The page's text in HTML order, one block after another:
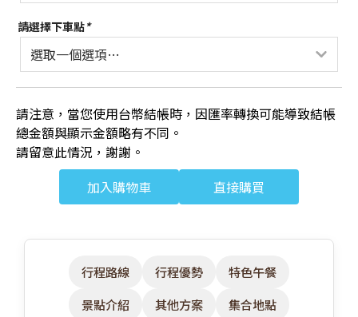
請選擇下車點*
請注意，當您使用台幣結帳時，因匯率轉換可能導致結帳
總金額與顯示金額略有不同。
請留意此情況，謝謝。
加入購物車
直接購買
行程路線 行程優勢
特色午餐
景點介紹
其他方案
集合地點